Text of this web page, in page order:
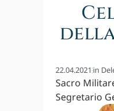
della
22.04.2021 in
Sacro
Segretario